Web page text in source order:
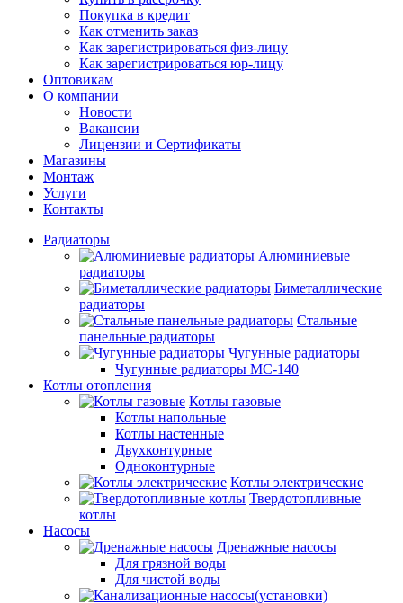
Покупка в кредит
Как отменить заказ
Как зарегистрироваться физ-лицу
Как зарегистрироваться юр-лицу
Оптовикам
О компании
Новости
Вакансии
Лицензии и Сертификаты
Магазины
Монтаж
Услуги
Контакты
Радиаторы
Алюминиевые
радиаторы
Биметаллические
радиаторы
Стальные
панельные радиаторы
Чугунные радиаторы
Чугунные радиаторы МС-140
Котлы отопления
Котлы газовые
Котлы напольные
Котлы настенные
Двухконтурные
Одноконтурные
Котлы электрические
Твердотопливные
котлы
Насосы
Дренажные насосы
Для грязной воды
Для чистой воды